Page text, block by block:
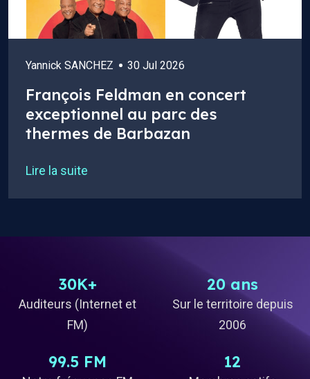
Yannick SANCHEZ 30 Jul 2026
François Feldman en concert
exceptionnel au parc des
thermes de Barbazan
Lire la suite
30K+
Auditeurs (Internet et
FM)
20 ans
Sur le territoire depuis
2006
99.5 FM 12